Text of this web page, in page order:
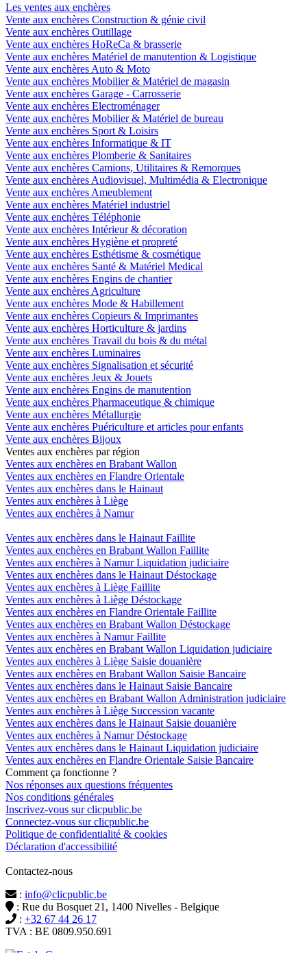
Les ventes aux enchères
Vente aux enchères Construction & génie civil
Vente aux enchères Outillage
Vente aux enchères HoReCa & brasserie
Vente aux enchères Matériel de manutention & Logistique
Vente aux enchères Auto & Moto
Vente aux enchères Mobilier & Matériel de magasin
Vente aux enchères Garage - Carrosserie
Vente aux enchères Electroménager
Vente aux enchères Mobilier & Matériel de bureau
Vente aux enchères Sport & Loisirs
Vente aux enchères Informatique & IT
Vente aux enchères Plomberie & Sanitaires
Vente aux enchères Camions, Utilitaires & Remorques
Vente aux enchères Audiovisuel, Multimédia & Electronique
Vente aux enchères Ameublement
Vente aux enchères Matériel industriel
Vente aux enchères Téléphonie
Vente aux enchères Intérieur & décoration
Vente aux enchères Hygiène et propreté
Vente aux enchères Esthétisme & cosmétique
Vente aux enchères Santé & Matériel Medical
Vente aux enchères Engins de chantier
Vente aux enchères Agriculture
Vente aux enchères Mode & Habillement
Vente aux enchères Copieurs & Imprimantes
Vente aux enchères Horticulture & jardins
Vente aux enchères Travail du bois & du métal
Vente aux enchères Luminaires
Vente aux enchères Signalisation et sécurité
Vente aux enchères Jeux & Jouets
Vente aux enchères Engins de manutention
Vente aux enchères Pharmaceutique & chimique
Vente aux enchères Métallurgie
Vente aux enchères Puériculture et articles pour enfants
Vente aux enchères Bijoux
Ventes aux enchères par région
Ventes aux enchères en Brabant Wallon
Ventes aux enchères en Flandre Orientale
Ventes aux enchères dans le Hainaut
Ventes aux enchères à Liège
Ventes aux enchères à Namur
Ventes aux enchères dans le Hainaut Faillite
Ventes aux enchères en Brabant Wallon Faillite
Ventes aux enchères à Namur Liquidation judiciaire
Ventes aux enchères dans le Hainaut Déstockage
Ventes aux enchères à Liège Faillite
Ventes aux enchères à Liège Déstockage
Ventes aux enchères en Flandre Orientale Faillite
Ventes aux enchères en Brabant Wallon Déstockage
Ventes aux enchères à Namur Faillite
Ventes aux enchères en Brabant Wallon Liquidation judiciaire
Ventes aux enchères à Liège Saisie douanière
Ventes aux enchères en Brabant Wallon Saisie Bancaire
Ventes aux enchères dans le Hainaut Saisie Bancaire
Ventes aux enchères en Brabant Wallon Administration judiciaire
Ventes aux enchères à Liège Succession vacante
Ventes aux enchères dans le Hainaut Saisie douanière
Ventes aux enchères à Namur Déstockage
Ventes aux enchères dans le Hainaut Liquidation judiciaire
Ventes aux enchères en Flandre Orientale Saisie Bancaire
Comment ça fonctionne ?
Nos réponses aux questions fréquentes
Nos conditions générales
Inscrivez-vous sur clicpublic.be
Connectez-vous sur clicpublic.be
Politique de confidentialité & cookies
Déclaration d'accessibilité
Contactez-nous
: info@clicpublic.be
: Rue du Bosquet 21, 1400 Nivelles - Belgique
: +32 67 44 26 17
TVA : BE 0809.950.691